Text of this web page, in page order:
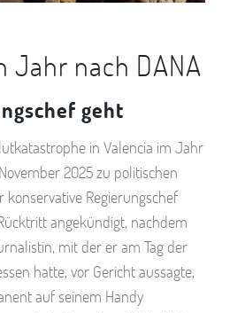
Jahr nach DANA
geht
in Valencia im Jahr
2025 zu politischen
konservative Regierungschef
angekündigt, nachdem
mit der er am Tag der
hatte, vor Gericht aussagte,
auf seinem Handy